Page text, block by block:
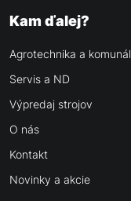
Kam ďalej?
Agrotechnika a komunál
Servis a ND
Výpredaj strojov
O nás
Kontakt
Novinky a akcie